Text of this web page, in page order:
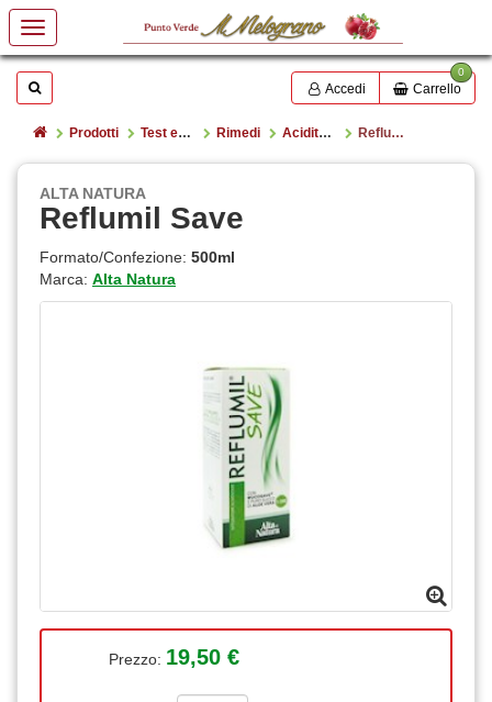
Cerca Accedi
0
Carrello
HomeProdotti Test e rimedi Rimedi Acidità gastrica Reflumil Save
ALTA NATURA
Reflumil Save
Formato/Confezione: 500ml
Marca: Alta Natura
Prezzo: 19,50 €